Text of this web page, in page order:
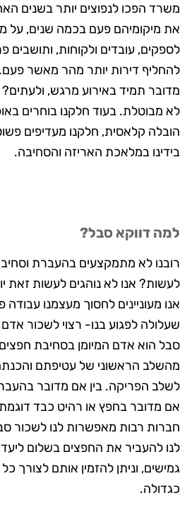
משרד הפכו לנפוצים יותר בשנים
את מיקומיהם פעם בכמה שנים, על
לספקים, עובדים ולקוחות, ותושבים
להחליף דירות יותר מהר מאשר
מדובר תמיד באירוע מרגש, ולעתים?
לא מבוטלת. בעוד חלקנו בוחרים
הובלה קלאסית, חלקנו מעדיפים
בידינו במלאכת האריזה והסחיבה.
למה דווקא סבל?
רובנו לא מתמקצעים בהעברת
לעשות? אנו לא נוהגים לעשות זאת
אנו מעוניינים לחסוך מעצמנו
שעלולה לפגוע בנו- רצוי לשכור
סבל הוא אדם המיומן בסחיבת
מהשלב הראשוני של עטיפתם
לשלב הפריקה. בין אם מדובר
אם מדובר בחפץ או רהיט כבד
חברות רבות מאפשרות לנו לשכור
לנו להעביר את החפצים בשלום
גמישים, וניתן להזמין אותם לצורך
כגדולה.